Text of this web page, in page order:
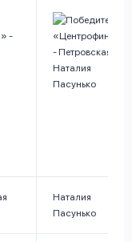
Наталия
Пасунько